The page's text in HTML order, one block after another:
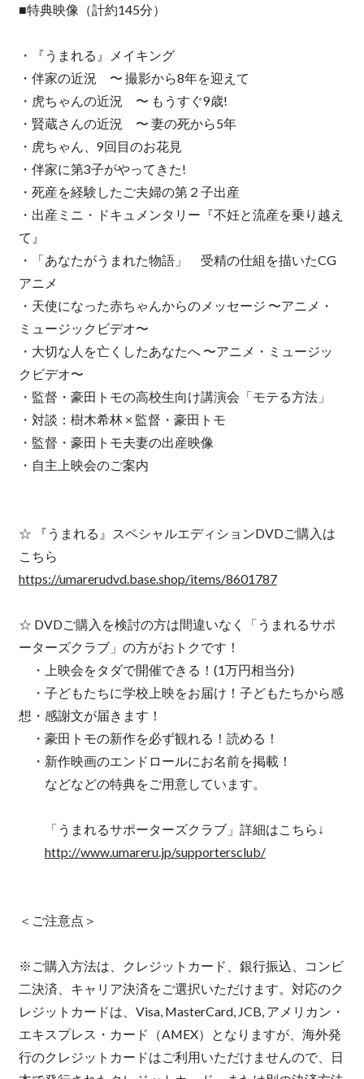
■特典映像（計約145分）
・『うまれる』メイキング
・伴家の近況 〜 撮影から8年を迎えて
・虎ちゃんの近況 〜 もうすぐ9歳!
・賢蔵さんの近況 〜 妻の死から5年
・虎ちゃん、9回目のお花見
・伴家に第3子がやってきた!
・死産を経験したご夫婦の第２子出産
・出産ミニ・ドキュメンタリー『不妊と流産を乗り越え
て』
・「あなたがうまれた物語」 受精の仕組を描いたCG
アニメ
・天使になった赤ちゃんからのメッセージ 〜アニメ・
ミュージックビデオ〜
・大切な人を亡くしたあなたへ 〜アニメ・ミュージッ
クビデオ〜
・監督・豪田トモの高校生向け講演会「モテる方法」
・対談：樹木希林 × 監督・豪田トモ
・監督・豪田トモ夫妻の出産映像
・自主上映会のご案内
☆ 『うまれる』スペシャルエディションDVDご購入は
こちら
https://umarerudvd.base.shop/items/8601787
☆ DVDご購入を検討の方は間違いなく「うまれるサポ
ーターズクラブ」の方がおトクです！
・上映会をタダで開催できる！(1万円相当分)
・子どもたちに学校上映をお届け！子どもたちから感
想・感謝文が届きます！
・豪田トモの新作を必ず観れる！読める！
・新作映画のエンドロールにお名前を掲載！
などなどの特典をご用意しています。
「うまれるサポーターズクラブ」詳細はこちら↓
http://www.umareru.jp/supportersclub/
＜ご注意点＞
※ご購入方法は、クレジットカード、銀行振込、コンビ
二決済、キャリア決済をご選択いただけます。対応のク
レジットカードは、Visa, MasterCard, JCB, アメリカン・
エキスプレス・カード（AMEX）となりますが、海外発
行のクレジットカードはご利用いただけませんので、日